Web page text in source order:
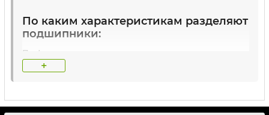
По каким характеристикам разделяют
подшипники:
По форме тел качения:
+